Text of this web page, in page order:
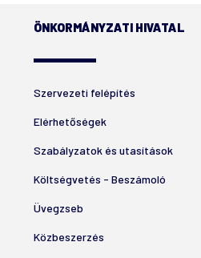
ÖNKORMÁNYZATI HIVATAL
Szervezeti felépítés
Elérhetőségek
Szabályzatok és utasítások
Költségvetés - Beszámoló
Üvegzseb
Közbeszerzés